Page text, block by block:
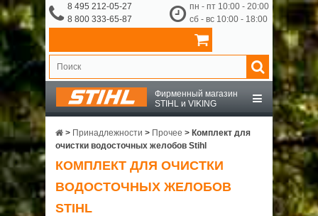
8 495 212-05-27
8 800 333-65-87
пн - пт 10:00 - 20:00
сб - вс 10:00 - 18:00
Фирменный магазин
STIHL и VIKING
STIHL
VIKING
OCHSENKOPF
> Принадлежности > Прочее > Комплект для
очистки водосточных желобов Stihl
КОМПЛЕКТ ДЛЯ ОЧИСТКИ
ВОДОСТОЧНЫХ ЖЕЛОБОВ
STIHL